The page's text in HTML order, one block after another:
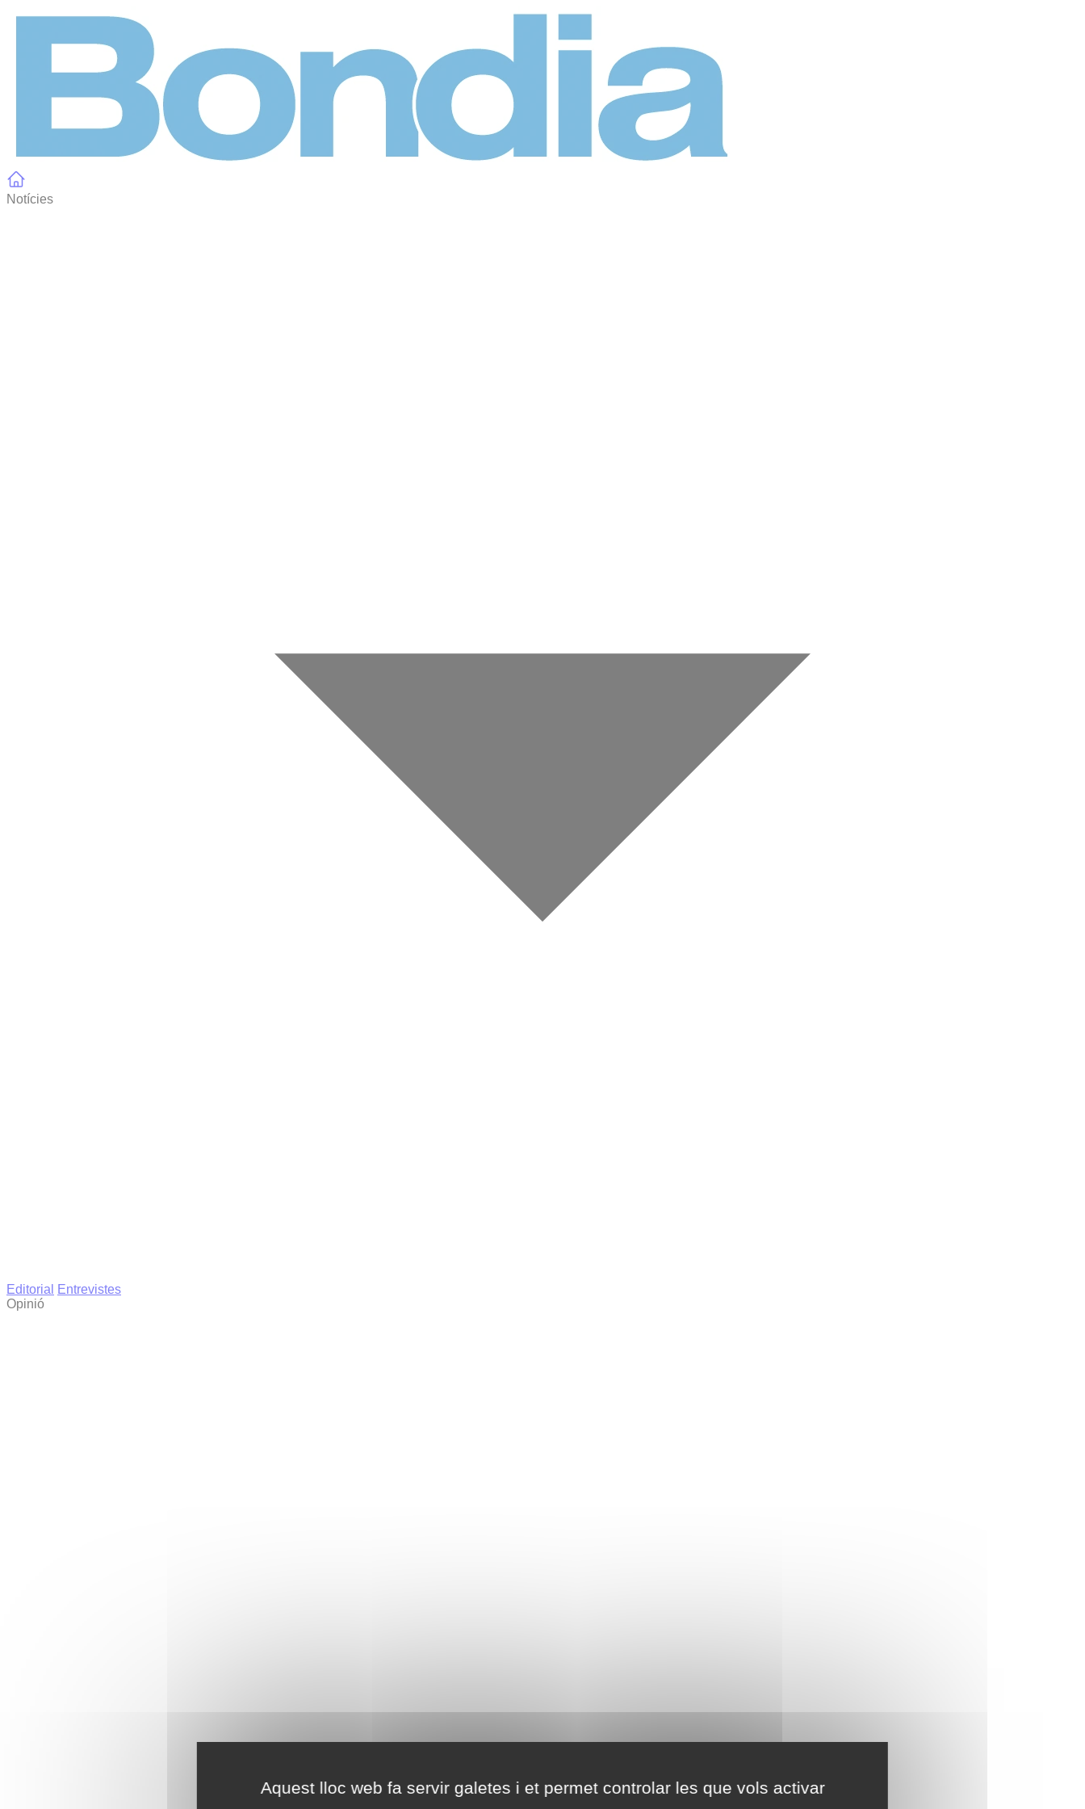
Aquest lloc web fa servir galetes i et permet controlar les que vols activar
Notícies
Editorial
Entrevistes
Opinió